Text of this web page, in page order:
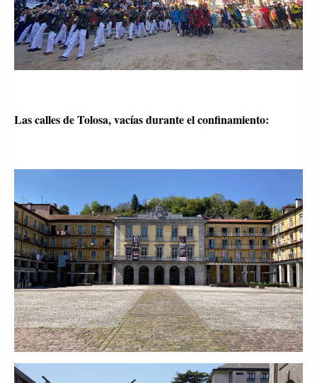
Las calles de Tolosa, vacías durante el confinamiento: